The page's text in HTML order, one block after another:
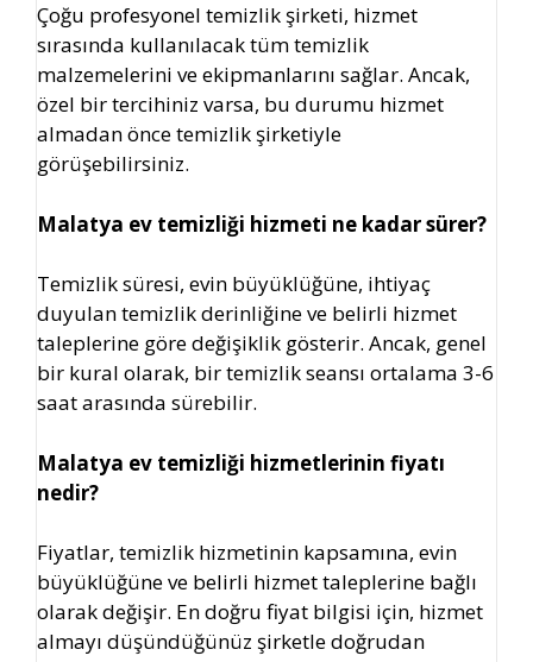
Çoğu profesyonel temizlik şirketi, hizmet
sırasında kullanılacak tüm temizlik
malzemelerini ve ekipmanlarını sağlar. Ancak,
özel bir tercihiniz varsa, bu durumu hizmet
almadan önce temizlik şirketiyle
görüşebilirsiniz.
Malatya ev temizliği hizmeti ne kadar sürer?
Temizlik süresi, evin büyüklüğüne, ihtiyaç
duyulan temizlik derinliğine ve belirli hizmet
taleplerine göre değişiklik gösterir. Ancak, genel
bir kural olarak, bir temizlik seansı ortalama 3-6
saat arasında sürebilir.
Malatya ev temizliği hizmetlerinin fiyatı
nedir?
Fiyatlar, temizlik hizmetinin kapsamına, evin
büyüklüğüne ve belirli hizmet taleplerine bağlı
olarak değişir. En doğru fiyat bilgisi için, hizmet
almayı düşündüğünüz şirketle doğrudan